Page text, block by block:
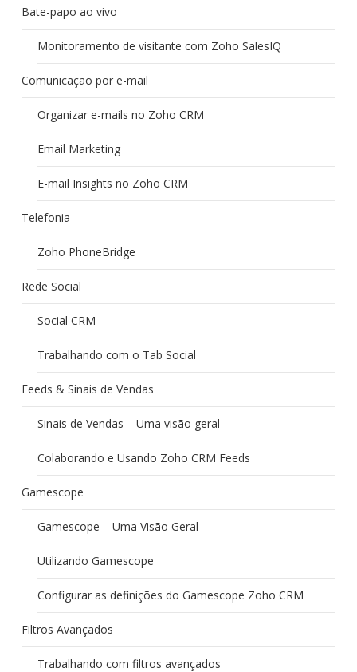
Bate-papo ao vivo
Monitoramento de visitante com Zoho SalesIQ
Comunicação por e-mail
Organizar e-mails no Zoho CRM
Email Marketing
E-mail Insights no Zoho CRM
Telefonia
Zoho PhoneBridge
Rede Social
Social CRM
Trabalhando com o Tab Social
Feeds & Sinais de Vendas
Sinais de Vendas – Uma visão geral
Colaborando e Usando Zoho CRM Feeds
Gamescope
Gamescope – Uma Visão Geral
Utilizando Gamescope
Configurar as definições do Gamescope Zoho CRM
Filtros Avançados
Trabalhando com filtros avançados